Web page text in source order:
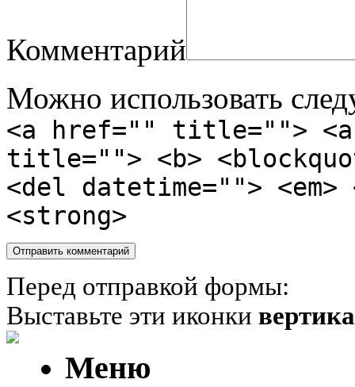
Комментарий
Можно использовать
<a href="" title="">
title=""> <b>
<del datetime="">
<strong>
Перед отправкой формы:
Выставьте эти иконки
Меню